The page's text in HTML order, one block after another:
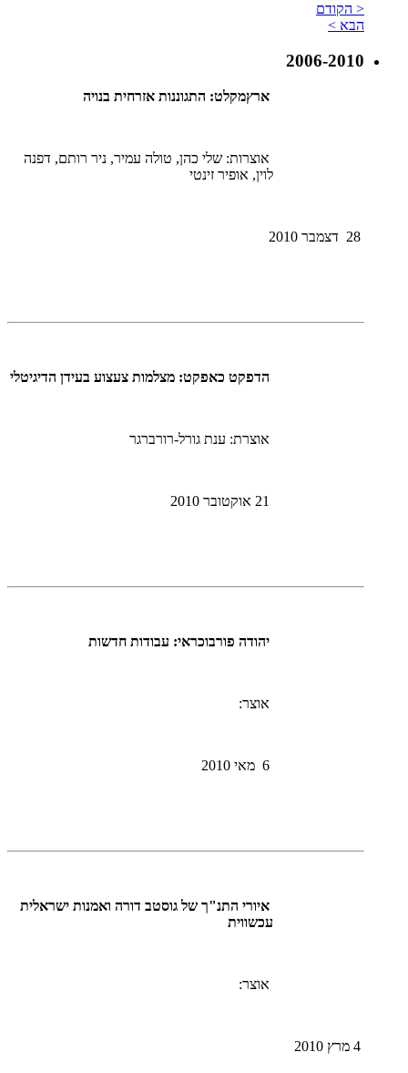
< הקודם
הבא >
2006-2010
ארץמקלט: התגוננות אזרחית בנויה
אוצרות: שלי כהן, טולה עמיר, ניר רותם, דפנה
לוין, אופיר זינטי
הדפקט כאפקט: מצלמות צעצוע בעידן הדיגיטלי
אוצרת: ענת גורל-רורברגר
יהודה פורבוכראי: עבודות חדשות
אוצר:
איורי התנ"ך של גוסטב דורה ואמנות ישראלית
עכשווית
אוצר: